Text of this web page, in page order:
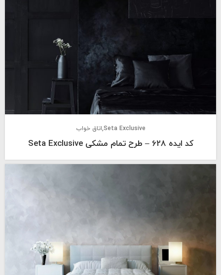
Seta Exclusive اتاق خواب
کد ایده 628 – طرح تمام مشکی Seta Exclusive